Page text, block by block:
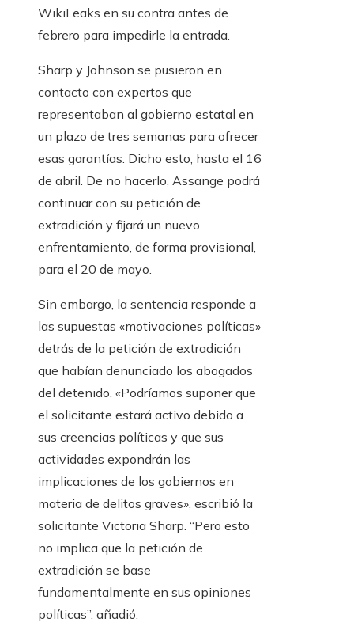
WikiLeaks en su contra antes de
febrero para impedirle la entrada.
Sharp y Johnson se pusieron en
contacto con expertos que
representaban al gobierno estatal en
un plazo de tres semanas para ofrecer
esas garantías. Dicho esto, hasta el 16
de abril. De no hacerlo, Assange podrá
continuar con su petición de
extradición y fijará un nuevo
enfrentamiento, de forma provisional,
para el 20 de mayo.
Sin embargo, la sentencia responde a
las supuestas «motivaciones políticas»
detrás de la petición de extradición
que habían denunciado los abogados
del detenido. «Podríamos suponer que
el solicitante estará activo debido a
sus creencias políticas y que sus
actividades expondrán las
implicaciones de los gobiernos en
materia de delitos graves», escribió la
solicitante Victoria Sharp. “Pero esto
no implica que la petición de
extradición se base
fundamentalmente en sus opiniones
políticas”, añadió.